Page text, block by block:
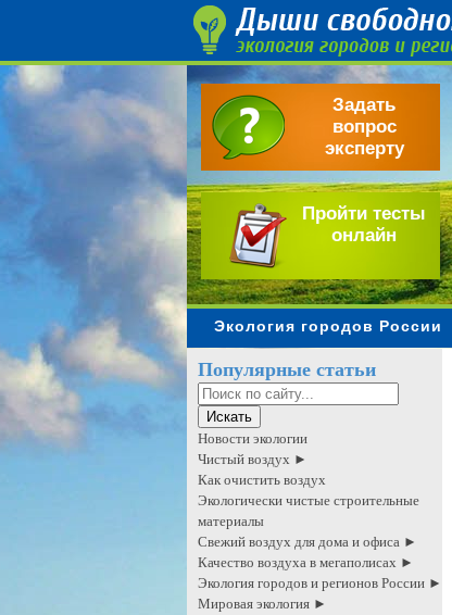
Задать
вопрос
эксперту
Пройти тесты
онлайн
Экология городов России
Популярные статьи
Новости экологии
Чистый воздух ►
Как очистить воздух
Экологически чистые строительные
материалы
Свежий воздух для дома и офиса ►
Качество воздуха в мегаполисах ►
Экология городов и регионов России ►
Мировая экология ►